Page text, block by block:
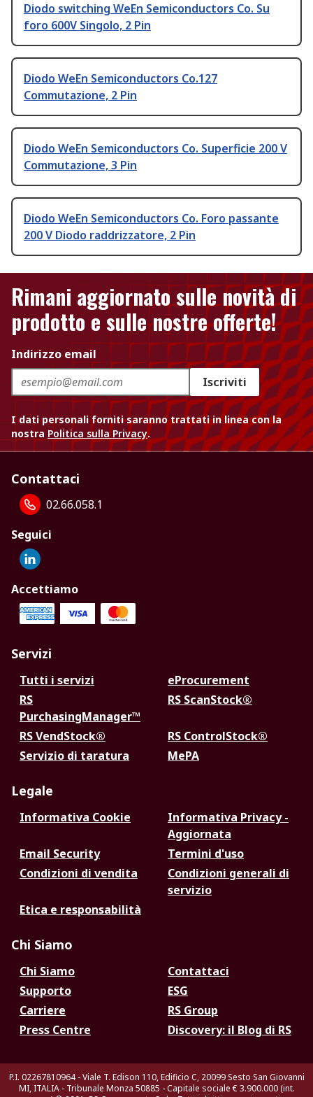
Diodo switching WeEn Semiconductors Co. Su
foro 600V Singolo, 2 Pin
Diodo WeEn Semiconductors Co.127
Commutazione, 2 Pin
Diodo WeEn Semiconductors Co. Superficie 200 V
Commutazione, 3 Pin
Diodo WeEn Semiconductors Co. Foro passante
200 V Diodo raddrizzatore, 2 Pin
Rimani aggiornato sulle novità di
prodotto e sulle nostre offerte!
Indirizzo email
Iscriviti
I dati personali forniti saranno trattati in linea con la
nostra Politica sulla Privacy.
Contattaci
02.66.058.1
Seguici
Accettiamo
Servizi
Tutti i servizi
eProcurement
RS
PurchasingManager™
RS ScanStock®
RS VendStock®
RS ControlStock®
Servizio di taratura
MePA
Legale
Informativa Cookie
Informativa Privacy -
Aggiornata
Email Security
Termini d'uso
Condizioni di vendita
Condizioni generali di
servizio
Etica e responsabilità
Chi Siamo
Chi Siamo
Contattaci
Supporto
ESG
Carriere
RS Group
Press Centre
Discovery: il Blog di RS
P.I. 02267810964 - Viale T. Edison 110, Edificio C, 20099 Sesto San Giovanni
MI, ITALIA - Tribunale Monza 50885 - Capitale sociale € 3.900.000 (int.